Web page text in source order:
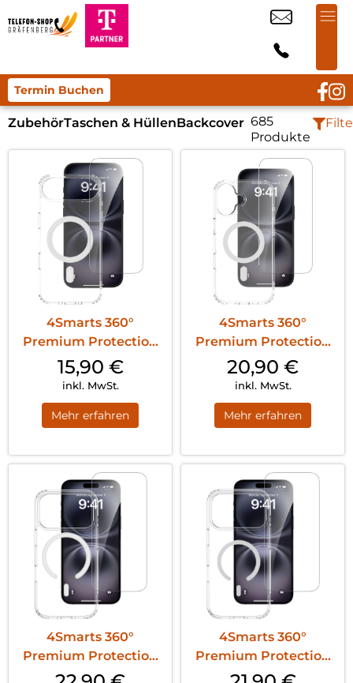
Termin Buchen
ZubehörTaschen & HüllenBackcover 685
Produkte
4Smarts 360°
Premium Protection
Set iPhone 17 Air
MagSafe Transparent
15,90 €
inkl. MwSt.
Mehr erfahren
4Smarts 360°
Premium Protection
Set iPhone 17 MagSafe
Transparent
20,90 €
inkl. MwSt.
Mehr erfahren
4Smarts 360°
Premium Protection
Set iPhone 17 Pro
4Smarts 360°
Premium Protection
Set iPhone 17 Pro Max